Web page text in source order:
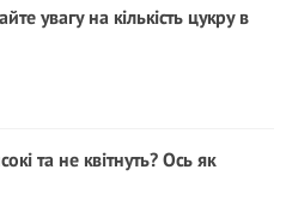
увагу на кількість цукру в